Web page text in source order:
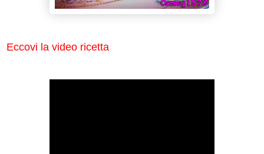
Eccovi la video ricetta